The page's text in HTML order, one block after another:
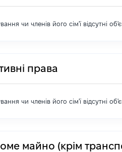
чи членів його сім'ї відсутні
права
чи членів його сім'ї відсутні
майно (крім